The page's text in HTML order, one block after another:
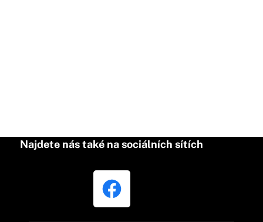
Najdete nás také na sociálních sítích